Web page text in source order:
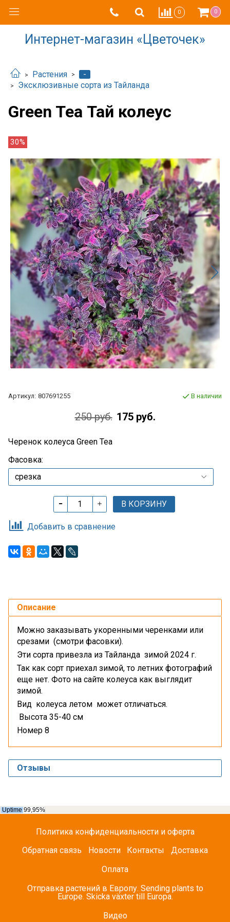
0 0
Интернет-магазин «Цветочек»
Растения
-
Эксклюзивные сорта из Тайланда
Green Tea Тай колеус
30%
Артикул: 807691255 В наличии
250 руб. 175 руб.
Черенок колеуса Green Tea
Фасовка:
В КОРЗИНУ
Добавить в сравнение
Описание
Можно заказывать укоренными черенками или
срезами (смотри фасовки).
Эти сорта привезла из Тайланда зимой 2024 г.
Так как сорт приехал зимой, то летних фотографий
еще нет. Фото на сайте колеуса как выглядит
зимой.
Вид колеуса летом может отличаться.
Высота 35-40 см
Номер 8
Отзывы
Политика конфиденциальности и оферта
Обратная связь
Новости Контакты
Доставка
Оплата
Отправка растений в Европу. Sending plants to
Europe. Skicka växter till Europa.
Видео